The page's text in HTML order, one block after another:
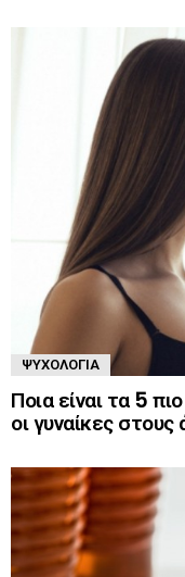
ΨΥΧΟΛΟΓΊΑ
Ποια είναι τα 5
οι γυναίκες στους